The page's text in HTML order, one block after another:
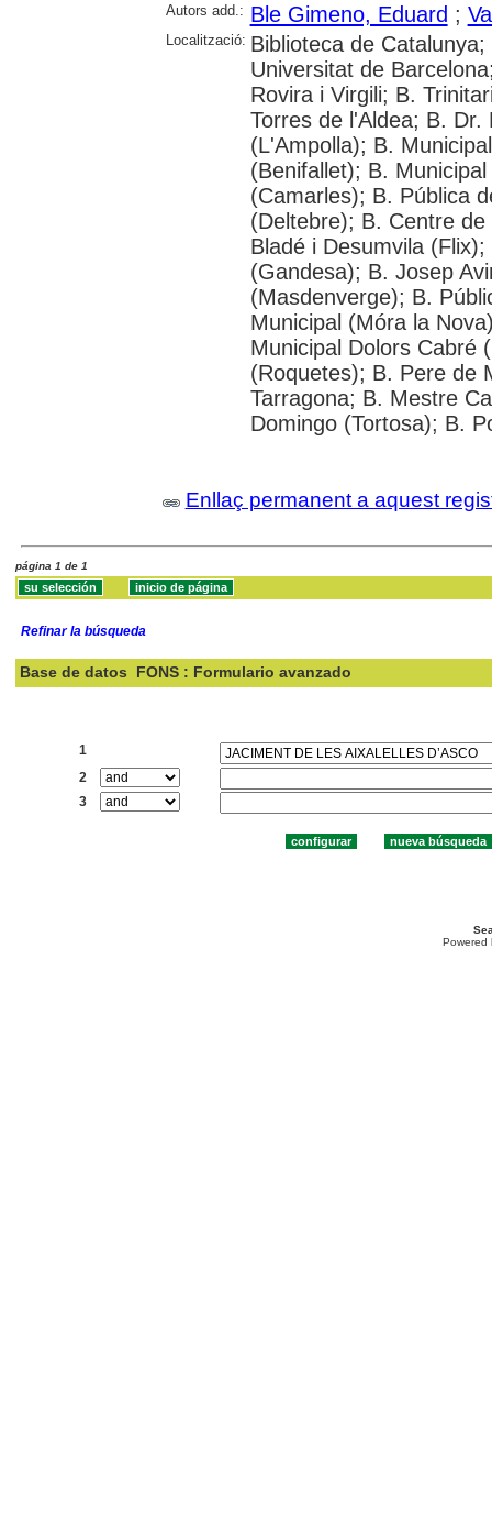
Autors add.: Ble Gimeno, Eduard ;
Localització: Biblioteca de
Universitat de
Rovira i Virgili; B.
Torres de l'Aldea; B.
(L'Ampolla); B.
(Benifallet); B.
(Camarles); B. Pública
(Deltebre); B. Centre
Bladé i Desumvila
(Gandesa); B. Josep
(Masdenverge); B.
Municipal (Móra la
Municipal Dolors Cabré
(Roquetes); B. Pere de
Tarragona; B. Mestre
Domingo (Tortosa); B.
Enllaç permanent a aquest
página 1 de 1
Refinar la búsqueda
Base de datos FONS : Formulario avanzado
1
2
3